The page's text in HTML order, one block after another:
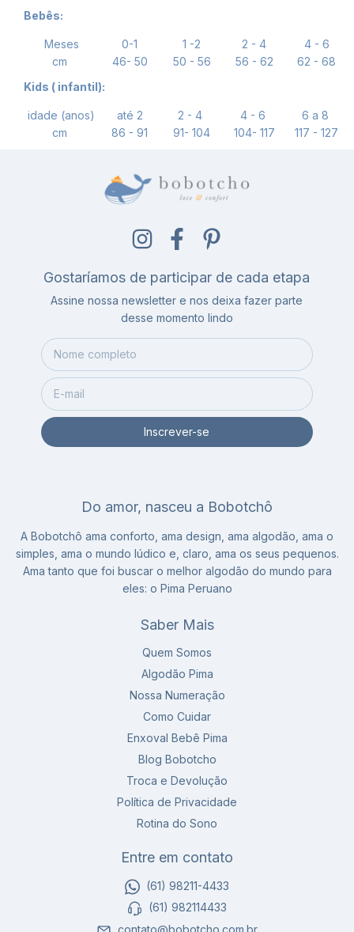
Bebês:
Meses 0-1 1 -2 2 - 4
4 - 6
cm
46- 50 50 - 56 56 - 62
62 - 68
Kids ( infantil):
idade (anos) até 2 2 - 4 4 - 6
6 a 8
cm
86 - 91 91- 104 104- 117 117 - 127
Gostaríamos de participar de cada etapa
Assine nossa newsletter e nos deixa fazer parte
desse momento lindo
Do amor, nasceu a Bobotchô
A Bobotchô ama conforto, ama design, ama algodão, ama o
simples, ama o mundo lúdico e, claro, ama os seus pequenos.
Ama tanto que foi buscar o melhor algodão do mundo para
eles: o Pima Peruano
Saber Mais
Quem Somos
Algodão Pima
Nossa Numeração
Como Cuidar
Enxoval Bebê Pima
Blog Bobotcho
Troca e Devolução
Política de Privacidade
Rotina do Sono
Entre em contato
(61) 98211-4433
(61) 982114433
contato@bobotcho.com.br